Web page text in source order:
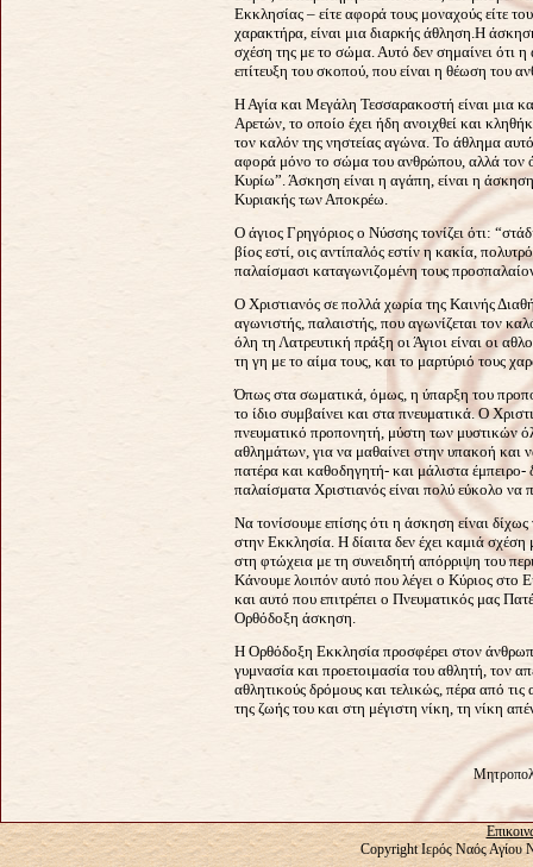
Εκκλησίας – είτε αφορά τους μοναχούς είτε
χαρακτήρα, είναι μια διαρκής άθληση.Η
σχέση της με το σώμα. Αυτό δεν σημαίνει ότι
επίτευξη του σκοπού, που είναι η θέωση του
Η Αγία και Μεγάλη Τεσσαρακοστή είναι μια
Αρετών, το οποίο έχει ήδη ανοιχθεί και
τον καλόν της νηστείας αγώνα. Το άθλημα
αφορά μόνο το σώμα του ανθρώπου, αλλά τον
Κυρίω”. Άσκηση είναι η αγάπη, είναι η
Κυριακής των Αποκρέω.
Ο άγιος Γρηγόριος ο Νύσσης τονίζει ότι:
βίος εστί, οις αντίπαλός εστίν η κακία,
παλαίσμασι καταγωνιζομένη τους
Ο Χριστιανός σε πολλά χωρία της Καινής
αγωνιστής, παλαιστής, που αγωνίζεται τον
όλη τη Λατρευτική πράξη οι Άγιοι είναι οι
τη γη με το αίμα τους, και το μαρτύριό τους
Όπως στα σωματικά, όμως, η ύπαρξη του
το ίδιο συμβαίνει και στα πνευματικά. Ο
πνευματικό προπονητή, μύστη των μυστικών
αθλημάτων, για να μαθαίνει στην υπακοή και
πατέρα και καθοδηγητή- και μάλιστα
παλαίσματα Χριστιανός είναι πολύ εύκολο να
Να τονίσουμε επίσης ότι η άσκηση είναι
στην Εκκλησία. Η δίαιτα δεν έχει καμιά
στη φτώχεια με τη συνειδητή απόρριψη του
Κάνουμε λοιπόν αυτό που λέγει ο Κύριος στο
και αυτό που επιτρέπει ο Πνευματικός μας
Ορθόδοξη άσκηση.
Η Ορθόδοξη Εκκλησία προσφέρει στον
γυμνασία και προετοιμασία του αθλητή, τον
αθλητικούς δρόμους και τελικώς, πέρα από
της ζωής του και στη μέγιστη νίκη, τη νίκη
Copyright Ιερός Ναός Αγίου